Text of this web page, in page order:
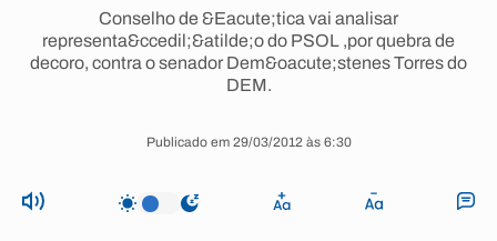
Conselho de &Eacute;tica vai analisar
representa&ccedil;&atilde;o do PSOL ,por quebra de
decoro, contra o senador Dem&oacute;stenes Torres do
DEM.
Publicado em 29/03/2012 às 6:30